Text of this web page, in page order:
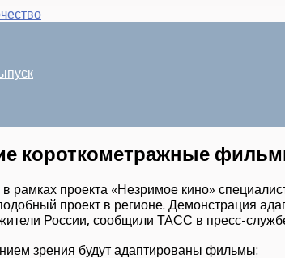
короткометражные
рамках проекта «Незримое кино»
проект в регионе. Демонстрация
России, сообщили ТАСС в пресс-
зрения будут адаптированы фильмы: